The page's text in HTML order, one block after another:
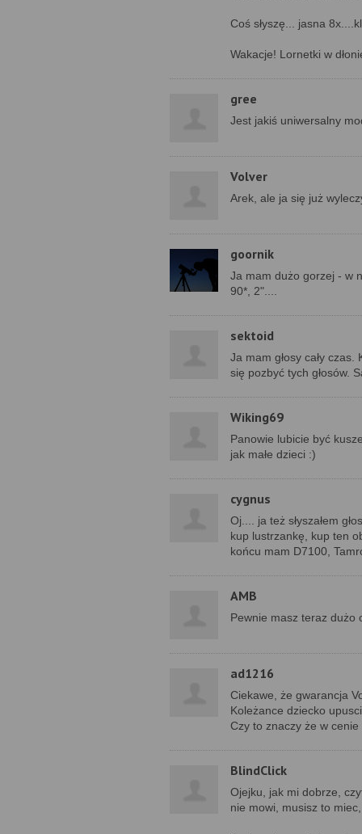
Coś słyszę... jasna
Wakacje! Lornetki w
gree
Jest jakiś uniwersalny
Volver
Arek, ale ja się już
goornik
Ja mam dużo gorzej - w
90*, 2"....
sektoid
Ja mam głosy cały
się pozbyć tych głosów.
Wiking69
Panowie lubicie być
jak małe dzieci :)
cygnus
Oj.... ja też słyszałem
kup lustrzankę, kup ten
końcu mam D7100,
AMB
Pewnie masz teraz dużo
ad1216
Ciekawe, że gwarancja
Koleżance dziecko
Czy to znaczy że w
BlindClick
Ojejku, jak mi dobrze,
nie mowi, musisz to